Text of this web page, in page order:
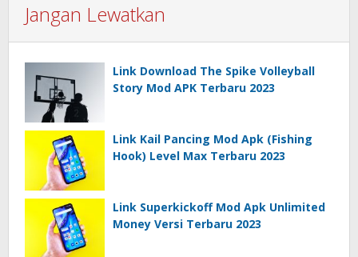
Jangan Lewatkan
Link Download The Spike Volleyball
Story Mod APK Terbaru 2023
Link Kail Pancing Mod Apk (Fishing
Hook) Level Max Terbaru 2023
Link Superkickoff Mod Apk Unlimited
Money Versi Terbaru 2023